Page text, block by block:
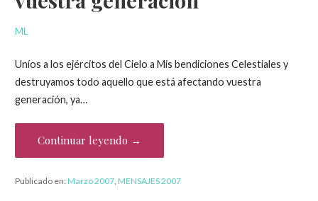
ML
Uníos a los ejércitos del Cielo a Mis bendiciones Celestiales y
destruyamos todo aquello que está afectando vuestra
generación, ya…
Continuar leyendo →
Publicado en:Marzo 2007, MENSAJES 2007